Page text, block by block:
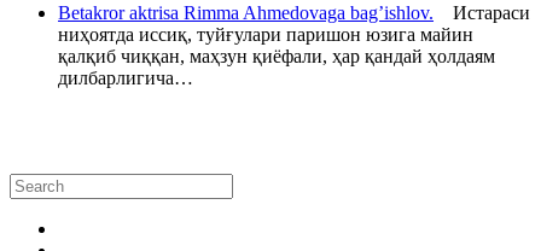
Betakror aktrisa Rimma Ahmedovaga bag’ishlov. Истараси
ниҳоятда иссиқ, туйғулари паришон юзига майин
қалқиб чиққан, маҳзун қиёфали, ҳар қандай ҳолдаям
дилбарлигича…